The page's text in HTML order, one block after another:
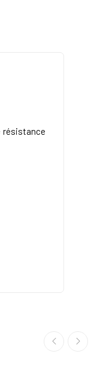
résistance